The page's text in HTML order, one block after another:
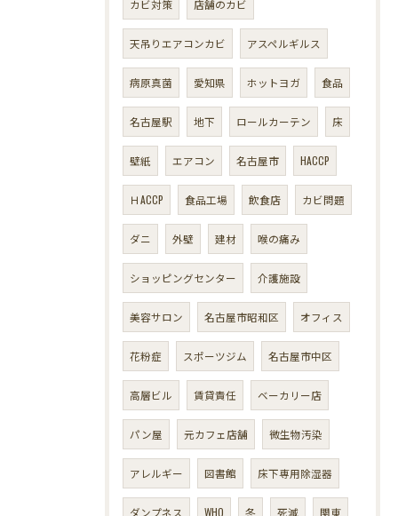
カビ対策 店舗のカビ
天吊りエアコンカビ アスペルギルス
病原真菌 愛知県 ホットヨガ 食品
名古屋駅 地下 ロールカーテン 床
壁紙 エアコン 名古屋市 HACCP
ＨACCP 食品工場 飲食店 カビ問題
ダニ 外壁 建材 喉の痛み
ショッピングセンター 介護施設
美容サロン 名古屋市昭和区 オフィス
花粉症 スポーツジム 名古屋市中区
高層ビル 賃貸責任 ベーカリー店
パン屋 元カフェ店舗 微生物汚染
アレルギー 図書館 床下専用除湿器
ダンプネス WHO 冬 死滅 関東